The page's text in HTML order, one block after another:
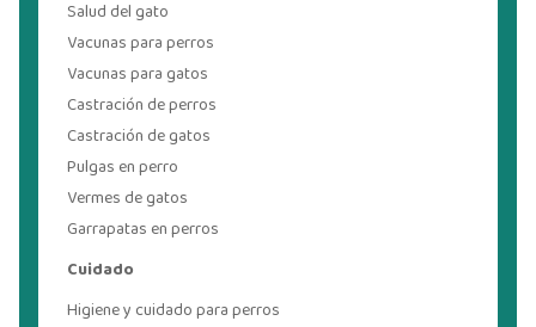
Salud del gato
Vacunas para perros
Vacunas para gatos
Castración de perros
Castración de gatos
Pulgas en perro
Vermes de gatos
Garrapatas en perros
Cuidado
Higiene y cuidado para perros